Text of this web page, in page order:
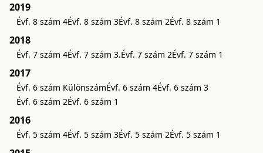
2019
Évf. 8 szám 4Évf. 8 szám 3Évf. 8 szám 2Évf. 8 szám 1
2018
Évf. 7 szám 4Évf. 7 szám 3.Évf. 7 szám 2Évf. 7 szám 1
2017
Évf. 6 szám KülönszámÉvf. 6 szám 4Évf. 6 szám 3
Évf. 6 szám 2Évf. 6 szám 1
2016
Évf. 5 szám 4Évf. 5 szám 3Évf. 5 szám 2Évf. 5 szám 1